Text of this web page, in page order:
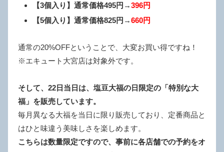
【3個入り】通常価格495円→396円
【5個入り】通常価格825円→660円
通常の20%OFFということで、大変お買い得ですね！
※エキュート大宮店は対象外です。
そして、22日当日は、塩豆大福の日限定の「特別な大
福」を販売しています。
毎月異なる大福を当日に限り販売しており、定番商品と
はひと味違う美味しさを楽しめます。
こちらは数量限定ですので、事前に各店舗での予約をオ